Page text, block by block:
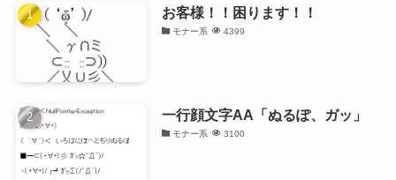
お客様！！困ります！！
モナー系 4399
一行顔文字AA「ぬるぽ、ガッ」
モナー系 3100